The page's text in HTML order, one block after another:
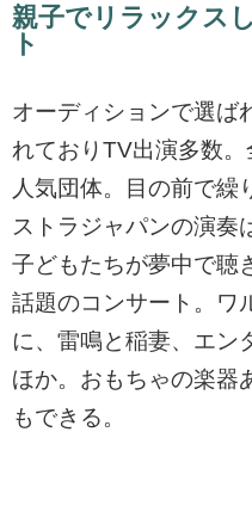
親子でリラックス
ト
オーディションで選ば
れておりTV出演多数
人気団体。目の前で繰
ストラジャパンの演奏
子どもたちが夢中で聴
話題のコンサート。ワ
に、雷鳴と稲妻、エン
ほか。おもちゃの楽器
もできる。